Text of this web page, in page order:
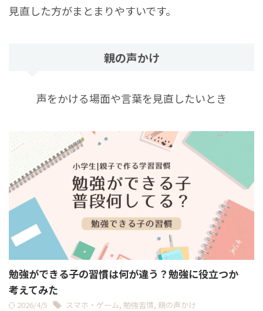
見直した方がまとまりやすいです。
親の声かけ
声をかける場面や言葉を見直したいとき
勉強ができる子の習慣は何が違う？勉強に役立つか
考えてみた
2026/4/5 スマホ・ゲーム, 勉強習慣, 親の声かけ